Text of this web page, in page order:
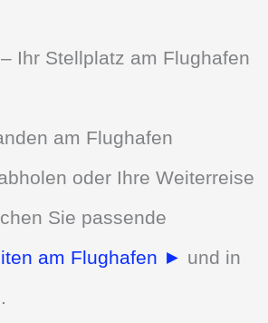
Ihr Stellplatz am Flughafen
am Flughafen
oder Ihre Weiterreise
Sie passende
am Flughafen ► und in